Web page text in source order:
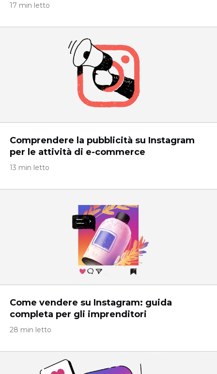
17 min letto
Comprendere la pubblicità su Instagram
per le attività di e-commerce
13 min letto
Come vendere su Instagram: guida
completa per gli imprenditori
28 min letto